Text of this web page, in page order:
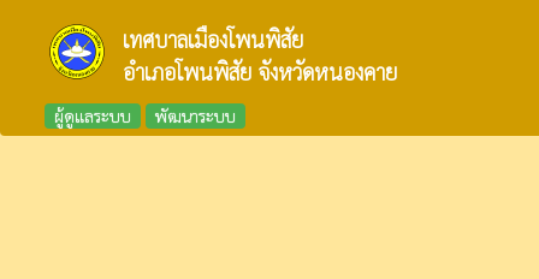
เทศบาลเมืองโพนพิสัย
อำเภอโพนพิสัย จังหวัดหนองคาย
ผู้ดูแลระบบ พัฒนาระบบ